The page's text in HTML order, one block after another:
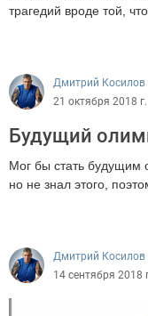
трагедий вроде той, что
Дмитрий Косилов
21 октября 2018
Будущий
Мог бы стать будущим
но не знал этого,
Дмитрий Косилов
14 сентября 2018